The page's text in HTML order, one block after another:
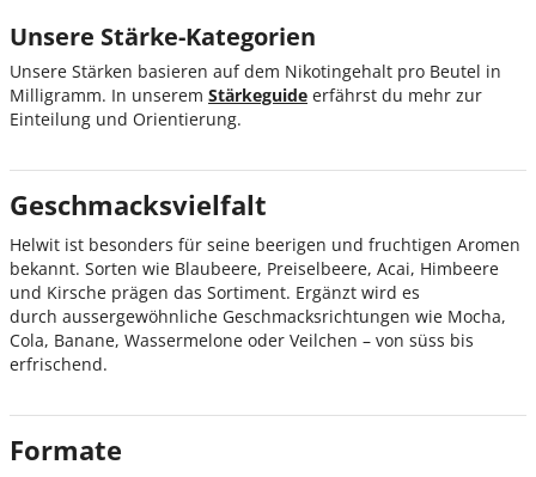
Unsere Stärke-Kategorien
Unsere Stärken basieren auf dem Nikotingehalt pro Beutel in
Milligramm. In unserem Stärkeguide erfährst du mehr zur
Einteilung und Orientierung.
Geschmacksvielfalt
Helwit ist besonders für seine beerigen und fruchtigen Aromen
bekannt. Sorten wie Blaubeere, Preiselbeere, Acai, Himbeere
und Kirsche prägen das Sortiment. Ergänzt wird es
durch aussergewöhnliche Geschmacksrichtungen wie Mocha,
Cola, Banane, Wassermelone oder Veilchen – von süss bis
erfrischend.
Formate